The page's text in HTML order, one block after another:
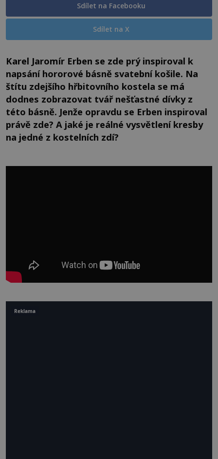
Sdílet na Facebooku
Sdílet na X
Karel Jaromír Erben se zde prý inspiroval k
napsání hororové básně svatební košile. Na
štítu zdejšího hřbitovního kostela se má
dodnes zobrazovat tvář nešťastné dívky z
této básně. Jenže opravdu se Erben inspiroval
právě zde? A jaké je reálné vysvětlení kresby
na jedné z kostelních zdí?
Reklama